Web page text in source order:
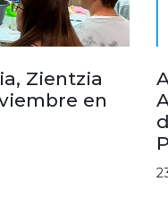
Zientzia
en